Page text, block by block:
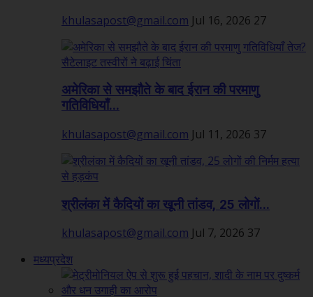
khulasapost@gmail.com Jul 16, 2026 27
अमेरिका से समझौते के बाद ईरान की परमाणु
गतिविधियाँ...
khulasapost@gmail.com Jul 11, 2026 37
श्रीलंका में कैदियों का खूनी तांडव, 25 लोगों...
khulasapost@gmail.com Jul 7, 2026 37
मध्यप्रदेश